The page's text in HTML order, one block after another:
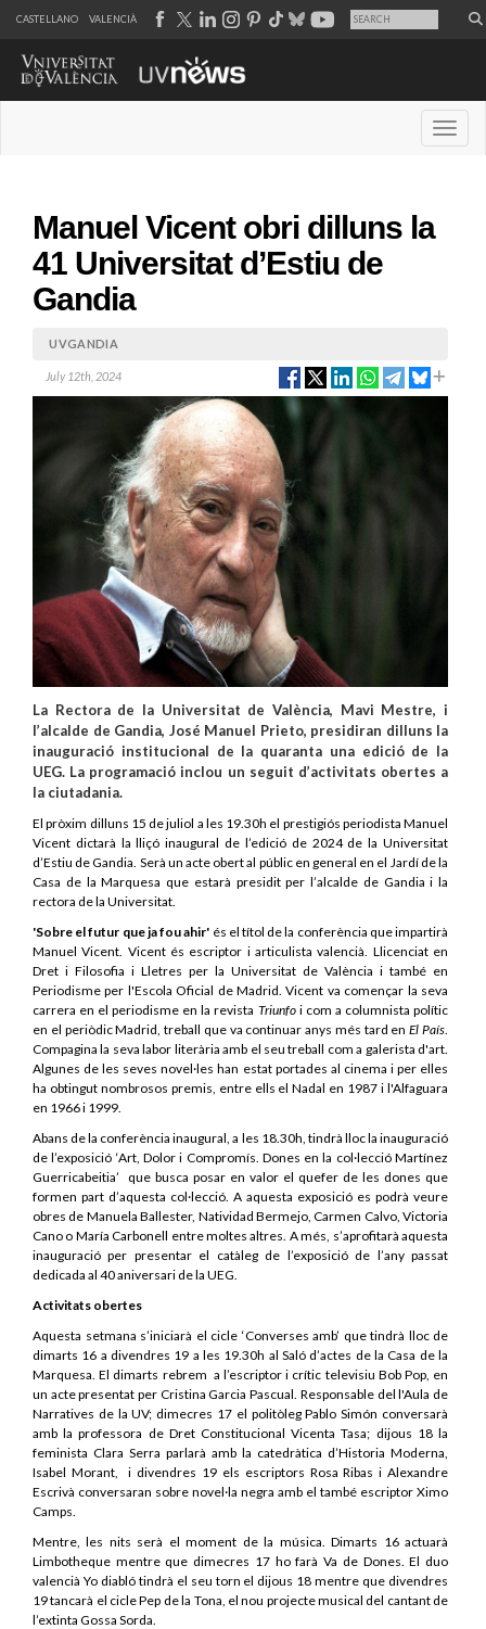
CASTELLANO VALENCIÀ
Manuel Vicent obri dilluns la
41 Universitat d’Estiu de
Gandia
UVGANDIA
July 12th, 2024
La Rectora de la Universitat de València, Mavi Mestre, i
l’alcalde de Gandia, José Manuel Prieto, presidiran dilluns la
inauguració institucional de la quaranta una edició de la
UEG. La programació inclou un seguit d’activitats obertes a
la ciutadania.
El pròxim dilluns 15 de juliol a les 19.30h el prestigiós periodista Manuel
Vicent dictarà la lliçó inaugural de l’edició de 2024 de la Universitat
d’Estiu de Gandia. Serà un acte obert al públic en general en el Jardí de la
Casa de la Marquesa que estarà presidit per l’alcalde de Gandia i la
rectora de la Universitat.
'Sobre el futur que ja fou ahir' és el títol de la conferència que impartirà
Manuel Vicent. Vicent és escriptor i articulista valencià. Llicenciat en
Dret i Filosofia i Lletres per la Universitat de València i també en
Periodisme per l'Escola Oficial de Madrid. Vicent va començar la seva
carrera en el periodisme en la revista Triunfoi com a columnista polític
en el periòdic Madrid, treball que va continuar anys més tard enEl País
Compagina la seva labor literària amb el seu treball com a galerista d'art.
Algunes de les seves novel·les han estat portades al cinema i per elles
ha obtingut nombrosos premis, entre ells el Nadal en 1987 i l'Alfaguara
en 1966 i 1999.
Abans de la conferència inaugural, a les 18.30h, tindrà lloc la inauguració
de l’exposició ‘Art, Dolor i Compromís. Dones en la col·lecció Martínez
Guerricabeitia’ que busca posar en valor el quefer de les dones que
formen part d’aquesta col·lecció. A aquesta exposició es podrà veure
obres de Manuela Ballester, Natividad Bermejo, Carmen Calvo, Victoria
Cano o María Carbonell entre moltes altres. A més, s’aprofitarà aquesta
inauguració per presentar el catàleg de l’exposició de l’any passat
dedicada al 40 aniversari de la UEG.
Activitats obertes
Aquesta setmana s’iniciarà el cicle ‘Converses amb’ que tindrà lloc de
dimarts 16 a divendres 19 a les 19.30h al Saló d’actes de la Casa de la
Marquesa. El dimarts rebrem a l’escriptor i crític televisiu Bob Pop, en
un acte presentat per Cristina Garcia Pascual. Responsable del l'Aula de
Narratives de la UV; dimecres 17 el politòleg Pablo Simón conversarà
amb la professora de Dret Constitucional Vicenta Tasa; dijous 18 la
feminista Clara Serra parlarà amb la catedràtica d’Historia Moderna,
Isabel Morant, i divendres 19 els escriptors Rosa Ribas i Alexandre
Escrivà conversaran sobre novel·la negra amb el també escriptor Ximo
Camps.
Mentre, les nits serà el moment de la música. Dimarts 16 actuarà
Limbotheque mentre que dimecres 17 ho farà Va de Dones. El duo
valencià Yo diabló tindrà el seu torn el dijous 18 mentre que divendres
19 tancarà el cicle Pep de la Tona, el nou projecte musical del cantant de
l’extinta Gossa Sorda.